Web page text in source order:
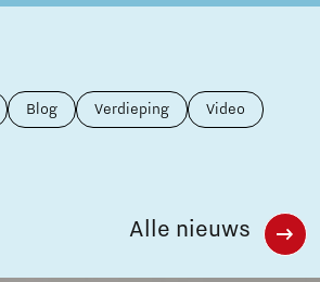
Blog Verdieping Video
Alle nieuws